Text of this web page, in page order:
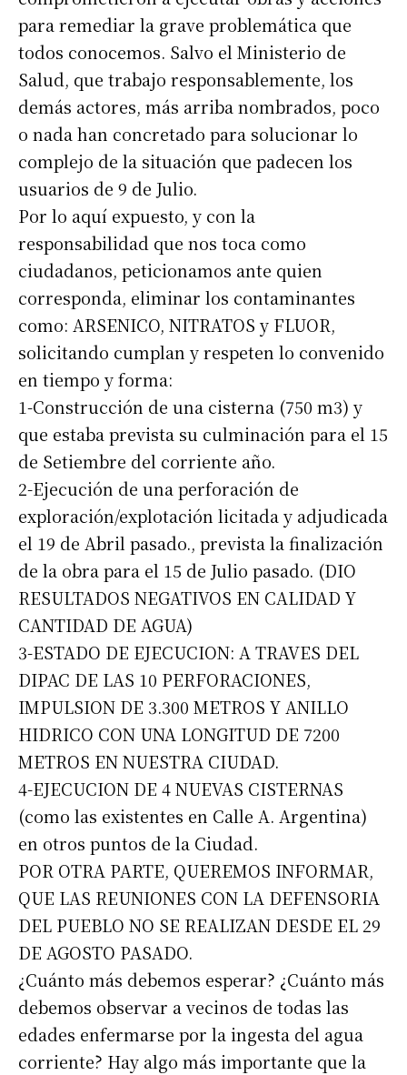
para remediar la grave problemática que
todos conocemos. Salvo el Ministerio de
Salud, que trabajo responsablemente, los
demás actores, más arriba nombrados, poco
o nada han concretado para solucionar lo
complejo de la situación que padecen los
usuarios de 9 de Julio.
Por lo aquí expuesto, y con la
responsabilidad que nos toca como
ciudadanos, peticionamos ante quien
corresponda, eliminar los contaminantes
como: ARSENICO, NITRATOS y FLUOR,
solicitando cumplan y respeten lo convenido
en tiempo y forma:
1-Construcción de una cisterna (750 m3) y
que estaba prevista su culminación para el 15
de Setiembre del corriente año.
2-Ejecución de una perforación de
exploración/explotación licitada y adjudicada
el 19 de Abril pasado., prevista la finalización
de la obra para el 15 de Julio pasado. (DIO
RESULTADOS NEGATIVOS EN CALIDAD Y
CANTIDAD DE AGUA)
3-ESTADO DE EJECUCION: A TRAVES DEL
DIPAC DE LAS 10 PERFORACIONES,
IMPULSION DE 3.300 METROS Y ANILLO
HIDRICO CON UNA LONGITUD DE 7200
METROS EN NUESTRA CIUDAD.
4-EJECUCION DE 4 NUEVAS CISTERNAS
(como las existentes en Calle A. Argentina)
en otros puntos de la Ciudad.
POR OTRA PARTE, QUEREMOS INFORMAR,
QUE LAS REUNIONES CON LA DEFENSORIA
DEL PUEBLO NO SE REALIZAN DESDE EL 29
DE AGOSTO PASADO.
¿Cuánto más debemos esperar? ¿Cuánto más
debemos observar a vecinos de todas las
edades enfermarse por la ingesta del agua
corriente? Hay algo más importante que la